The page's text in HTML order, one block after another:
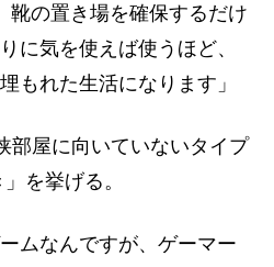
靴の置き場を確保するだけ
に気を使えば使うほど、
もれた生活になります」
屋に向いていないタイプ
を挙げる。
ムなんですが、ゲーマー